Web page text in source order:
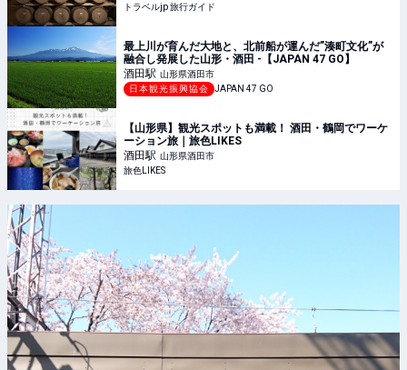
トラベルjp 旅行ガイド
最上川が育んだ大地と、北前船が運んだ”湊町文化”が
融合し発展した山形・酒田 -【JAPAN 47 GO】
酒田駅 山形県酒田市
日本観光振興協会
JAPAN 47 GO
【山形県】観光スポットも満載！ 酒田・鶴岡でワーケ
ーション旅｜旅色LIKES
酒田駅 山形県酒田市
旅色LIKES